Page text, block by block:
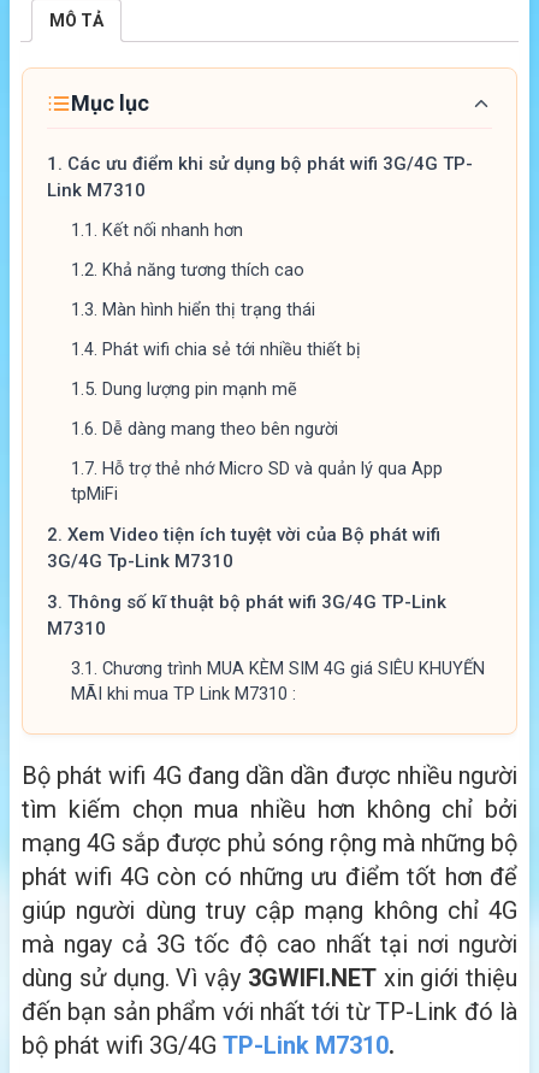
MÔ TẢ
Mục lục
1. Các ưu điểm khi sử dụng bộ phát wifi 3G/4G TP-
Link M7310
1.1. Kết nối nhanh hơn
1.2. Khả năng tương thích cao
1.3. Màn hình hiển thị trạng thái
1.4. Phát wifi chia sẻ tới nhiều thiết bị
1.5. Dung lượng pin mạnh mẽ
1.6. Dễ dàng mang theo bên người
1.7. Hỗ trợ thẻ nhớ Micro SD và quản lý qua App
tpMiFi
2. Xem Video tiện ích tuyệt vời của Bộ phát wifi
3G/4G Tp-Link M7310
3. Thông số kĩ thuật bộ phát wifi 3G/4G TP-Link
M7310
3.1. Chương trình MUA KÈM SIM 4G giá SIÊU KHUYẾN
MÃI khi mua TP Link M7310 :
Bộ phát wifi 4G đang dần dần được nhiều người
tìm kiếm chọn mua nhiều hơn không chỉ bởi
mạng 4G sắp được phủ sóng rộng mà những bộ
phát wifi 4G còn có những ưu điểm tốt hơn để
giúp người dùng truy cập mạng không chỉ 4G
mà ngay cả 3G tốc độ cao nhất tại nơi người
dùng sử dụng. Vì vậy 3GWIFI.NETxin giới thiệu
đến bạn sản phẩm với nhất tới từ TP-Link đó là
bộ phát wifi 3G/4G TP-Link M7310.